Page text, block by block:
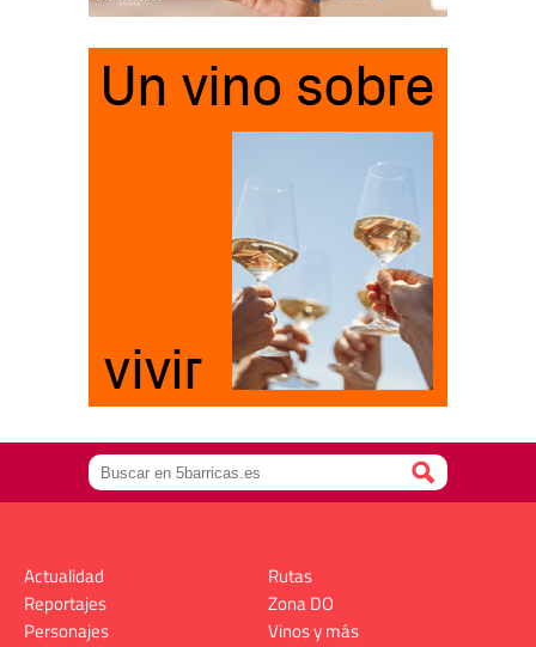
Actualidad
Reportajes
Personajes
Rutas
Zona DO
Vinos y más